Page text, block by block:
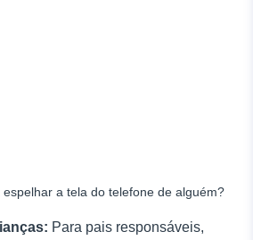
a tela do telefone de alguém?
: Para pais responsáveis,